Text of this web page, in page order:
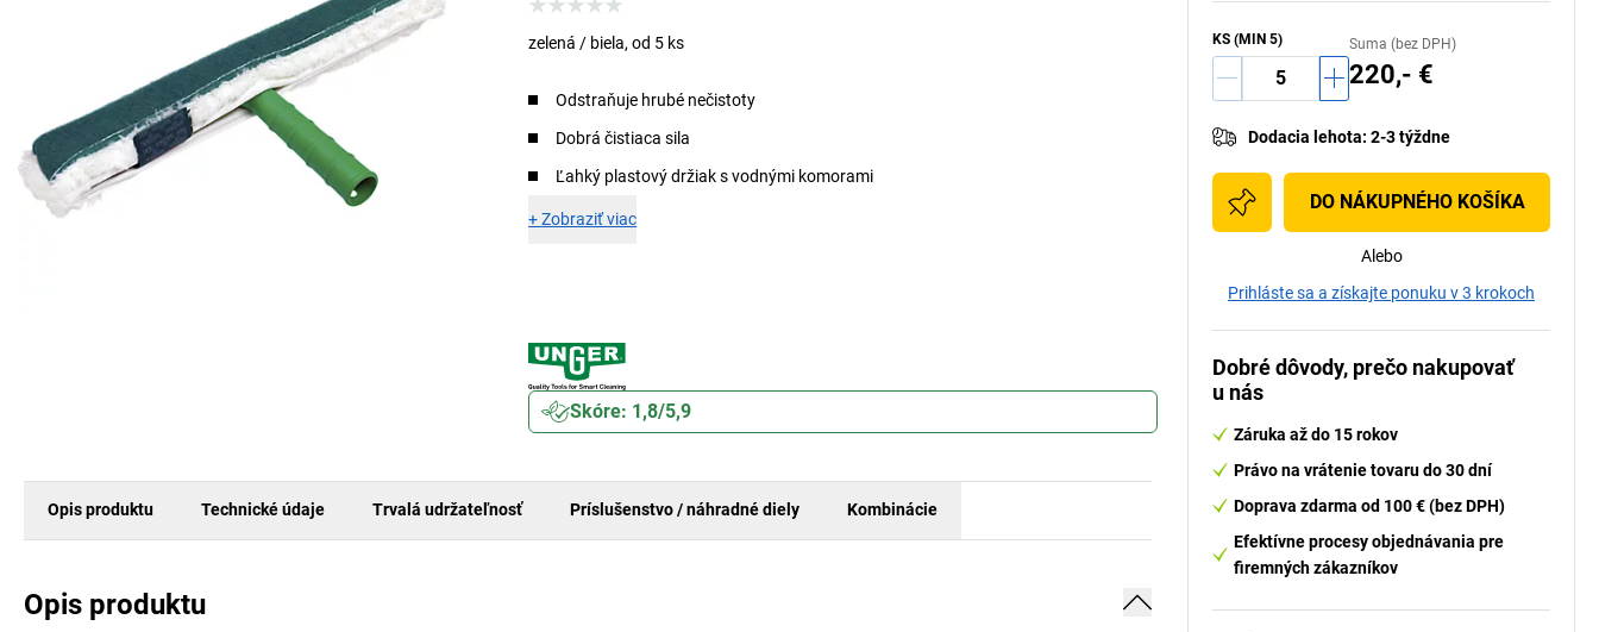
zelená / biela, od 5 ks
Odstraňuje hrubé nečistoty
Dobrá čistiaca sila
Ľahký plastový držiak s vodnými komorami
+Zobraziť viac
Skóre: 1,8/5,9
Opis produktu Technické údaje Trvalá udržateľnosť Príslušenstvo / náhradné diely Kombinácie
Opis produktu
KS (MIN 5) Suma (bez DPH)
220,- €
Dodacia lehota: 2-3 týždne
DO NÁKUPNÉHO KOŠÍKA
Alebo
Prihláste sa a získajte ponuku v 3 krokoch
Dobré dôvody, prečo nakupovať
u nás
Záruka až do 15 rokov
Právo na vrátenie tovaru do 30 dní
Doprava zdarma od 100 € (bez DPH)
Efektívne procesy objednávania pre
firemných zákazníkov